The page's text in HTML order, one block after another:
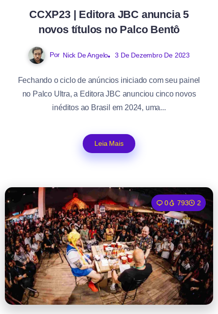
CCXP23 | Editora JBC anuncia 5
novos títulos no Palco Bentô
Por Nick De Angelo 3 De Dezembro De 2023
Fechando o ciclo de anúncios iniciado com seu painel
no Palco Ultra, a Editora JBC anunciou cinco novos
inéditos ao Brasil em 2024, uma...
Leia Mais
0 793 2